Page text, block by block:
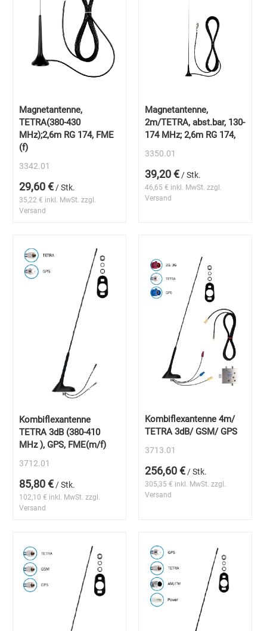
Magnetantenne,
TETRA(380-430
MHz);2,6m RG 174, FME
(f)
3342.01
29,60 € / Stk.
35,22 € inkl. MwSt. zzgl.
Versand
Magnetantenne,
2m/TETRA, abst.bar, 130-
174 MHz; 2,6m RG 174,
3350.01
39,20 € / Stk.
46,65 € inkl. MwSt. zzgl.
Versand
Kombiflexantenne
TETRA 3dB (380-410
MHz ), GPS, FME(m/f)
3712.01
85,80 € / Stk.
102,10 € inkl. MwSt. zzgl.
Versand
Kombiflexantenne 4m/
TETRA 3dB/ GSM/ GPS
3713.01
256,60 € / Stk.
305,35 € inkl. MwSt. zzgl.
Versand